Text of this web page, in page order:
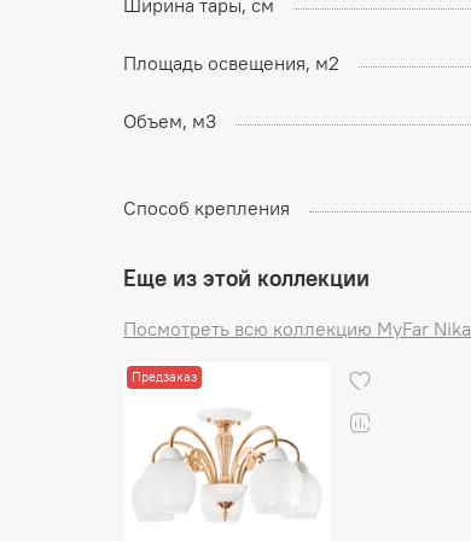
Ширина тары, см
Площадь освещения, м2
Объем, м3
Способ крепления
Еще из этой коллекции
Посмотреть всю коллекцию MyFar Nika
Предзаказ